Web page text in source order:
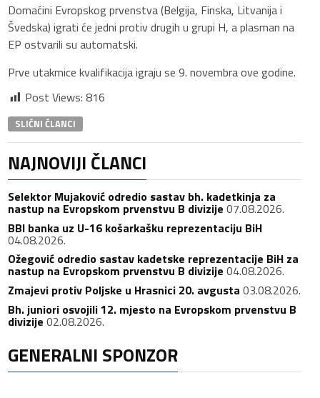
Domaćini Evropskog prvenstva (Belgija, Finska, Litvanija i
Švedska) igrati će jedni protiv drugih u grupi H, a plasman na
EP ostvarili su automatski.
Prve utakmice kvalifikacija igraju se 9. novembra ove godine.
Post Views: 816
SLIČNI ČLANCI
NAJNOVIJI ČLANCI
Selektor Mujaković odredio sastav bh. kadetkinja za
nastup na Evropskom prvenstvu B divizije 07.08.2026.
BBI banka uz U-16 košarkašku reprezentaciju BiH
04.08.2026.
Ožegović odredio sastav kadetske reprezentacije BiH za
nastup na Evropskom prvenstvu B divizije 04.08.2026.
Zmajevi protiv Poljske u Hrasnici 20. avgusta 03.08.2026.
Bh. juniori osvojili 12. mjesto na Evropskom prvenstvu B
divizije 02.08.2026.
GENERALNI SPONZOR